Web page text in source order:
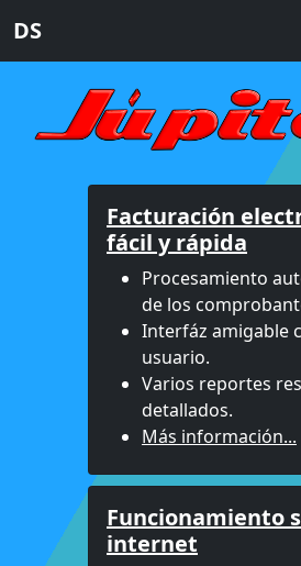
DS
Facturación
fácil y rápida
Procesamiento
de los
Interfáz amigable
usuario.
Varios reportes
detallados.
Más información...
Funcionamiento
internet